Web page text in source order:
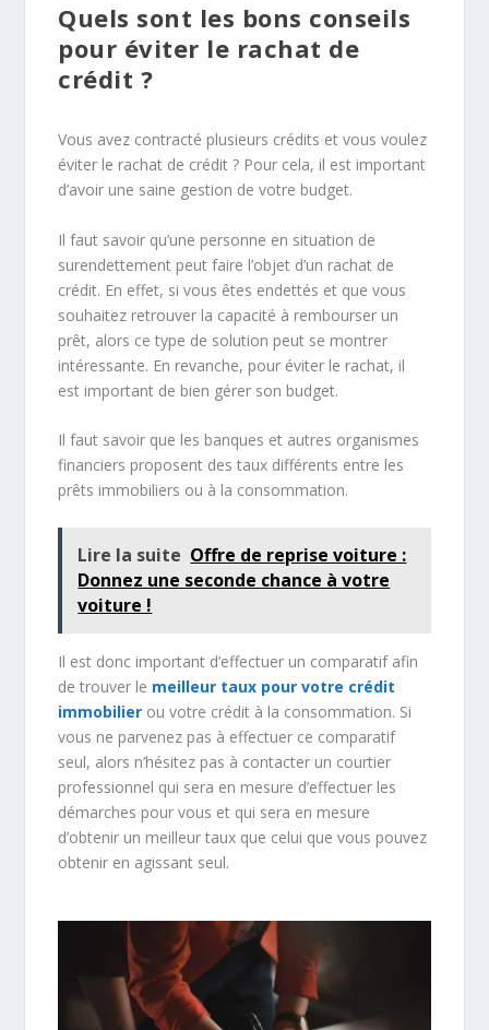
Quels sont les bons conseils
pour éviter le rachat de
crédit ?
Vous avez contracté plusieurs crédits et vous voulez
éviter le rachat de crédit ? Pour cela, il est important
d’avoir une saine gestion de votre budget.
Il faut savoir qu’une personne en situation de
surendettement peut faire l’objet d’un rachat de
crédit. En effet, si vous êtes endettés et que vous
souhaitez retrouver la capacité à rembourser un
prêt, alors ce type de solution peut se montrer
intéressante. En revanche, pour éviter le rachat, il
est important de bien gérer son budget.
Il faut savoir que les banques et autres organismes
financiers proposent des taux différents entre les
prêts immobiliers ou à la consommation.
Lire la suite Offre de reprise voiture :
Donnez une seconde chance à votre
voiture !
Il est donc important d’effectuer un comparatif afin
de trouver le meilleur taux pour votre crédit
immobilier ou votre crédit à la consommation. Si
vous ne parvenez pas à effectuer ce comparatif
seul, alors n’hésitez pas à contacter un courtier
professionnel qui sera en mesure d’effectuer les
démarches pour vous et qui sera en mesure
d’obtenir un meilleur taux que celui que vous pouvez
obtenir en agissant seul.